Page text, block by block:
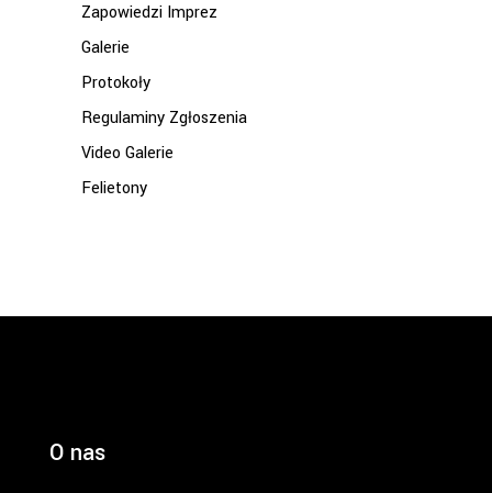
Zapowiedzi Imprez
Galerie
Protokoły
Regulaminy Zgłoszenia
Video Galerie
Felietony
O nas